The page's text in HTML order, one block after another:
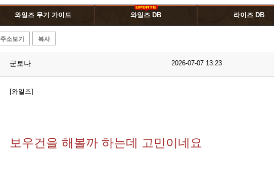
와일즈 무기 가이드 와일즈 DB 라이즈 DB
주소보기 복사
군토나 2026-07-07 13:23
[와일즈]
보우건을 해볼까 하는데 고민이네요